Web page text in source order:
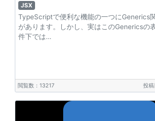
JSX
TypeScriptで便利な機能の一つにGenerics
があります。しかし、実はこのGenericsの
件下では…
閲覧数：13217 投